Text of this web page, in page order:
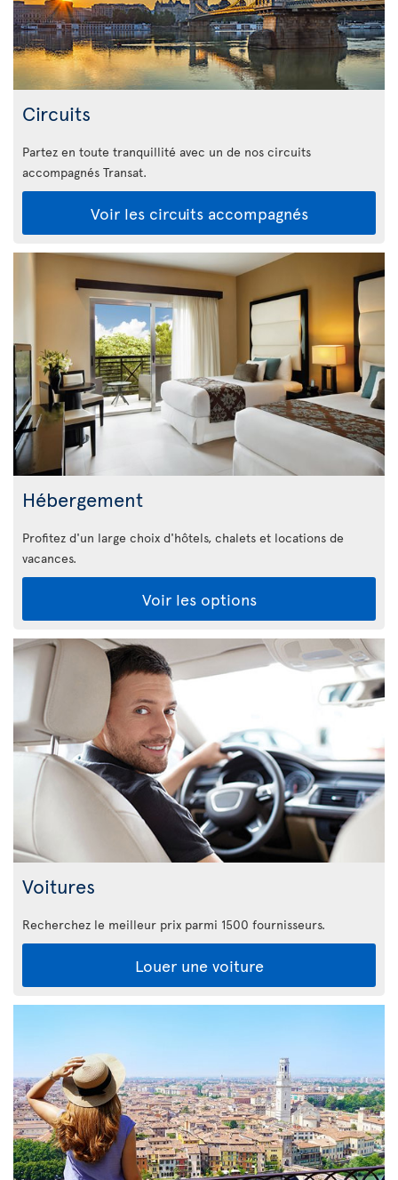
Circuits
Partez en toute tranquillité avec un de nos circuits
accompagnés Transat.
Voir les circuits accompagnés
Hébergement
Profitez d'un large choix d'hôtels, chalets et locations de
vacances.
Voir les options
Voitures
Recherchez le meilleur prix parmi 1500 fournisseurs.
Louer une voiture